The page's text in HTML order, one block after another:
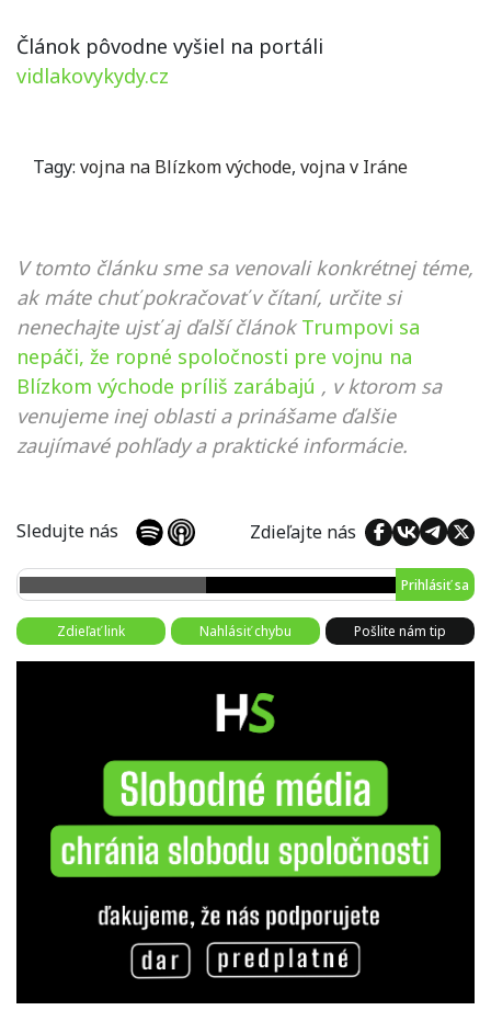
Článok pôvodne vyšiel na portáli
vidlakovykydy.cz
Tagy: vojna na Blízkom východe, vojna v Iráne
V tomto článku sme sa venovali konkrétnej téme,
ak máte chuť pokračovať v čítaní, určite si
nenechajte ujsť aj ďalší článok Trumpovi sa
nepáči, že ropné spoločnosti pre vojnu na
Blízkom východe príliš zarábajú , v ktorom sa
venujeme inej oblasti a prinášame ďalšie
zaujímavé pohľady a praktické informácie.
Sledujte nás Zdieľajte nás
Prihlásiť sa
Zdieľať link Nahlásiť chybu Pošlite nám tip